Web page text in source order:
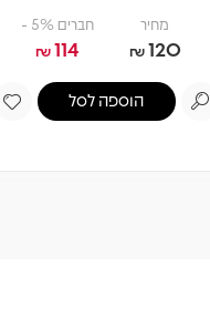
מחיר
120
₪
חברים 5% -
114
₪
הוספה לסל